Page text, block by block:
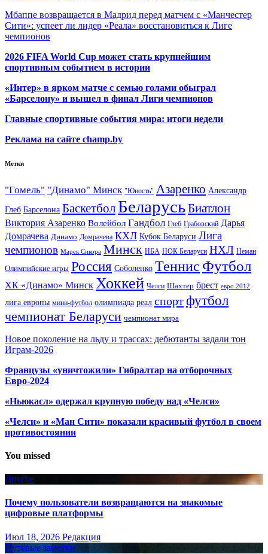
Мбаппе возвращается в Мадрид перед матчем с «Манчестер
Сити»: успеет ли лидер «Реала» восстановиться к Лиге
чемпионов
2026 FIFA World Cup может стать крупнейшим
спортивным событием в истории
«Интер» в ярком матче с семью голами обыграл
«Барселону» и вышел в финал Лиги чемпионов
Главные спортивные события мира: итоги недели
Реклама на сайте champ.by
Метки
"Гомель" "Динамо" Минск "Юность" Азаренко Александр
Глеб Барселона Баскетбол БеларусьБиатлон
Виктория Азаренко Волейбол Гандбол Глеб Грабовский Дарья
Домрачева Динамо Домрачева КХЛ Кубок Беларуси Лига
чемпионов Марек Сикора Минск НБА НОК Беларуси НХЛ Неман
Олимпийские игры Россия Соболенко Теннис Футбол
ХК «Динамо» Минск Хоккей Челси Шахтер брест евро 2012
лига европы мини-футбол олимпиада реал спортфутбол
чемпионат Беларуси чемпионат мира
Новое поколение на льду и трассах: дебютанты задали тон
Играм-2026
Французы «уничтожили» Гибралтар на отборочных
Евро-2024
«Ньюкасл» одержал крупную победу над «Челси»
«Челси» и «Ман Сити» показали красивый футбол в своем
противостоянии
You missed
Другое
Почему пользователи возвращаются на знакомые
цифровые платформы
Июл 18, 2026 Редакция
Путёвые заметки